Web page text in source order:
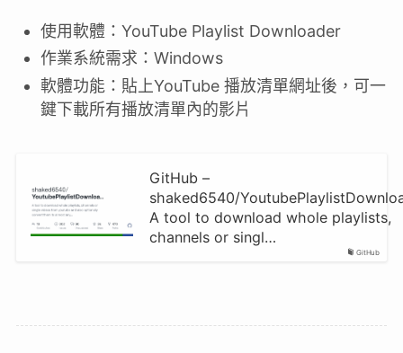
使用軟體：YouTube Playlist Downloader
作業系統需求：Windows
軟體功能：貼上YouTube 播放清單網址後，可一
鍵下載所有播放清單內的影片
GitHub
GitHub –
shaked6540/
A tool to download whole playlists,
channels or singl…